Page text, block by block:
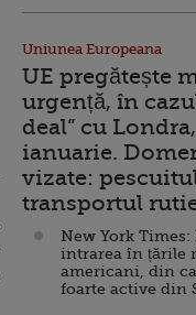
Uniunea Europeana
UE pregătește
urgență, în
deal” cu
ianuarie.
vizate:
transportul
New York Times:
intrarea în țările
americani, din
foarte active din